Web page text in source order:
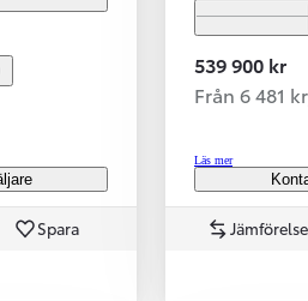
HYBRID &
Spara
539 900 kr
Från 6 481
Läs mer
Jämförelse